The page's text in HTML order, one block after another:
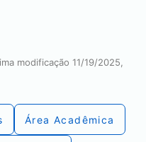
modificação 11/19/2025,
Área Acadêmica